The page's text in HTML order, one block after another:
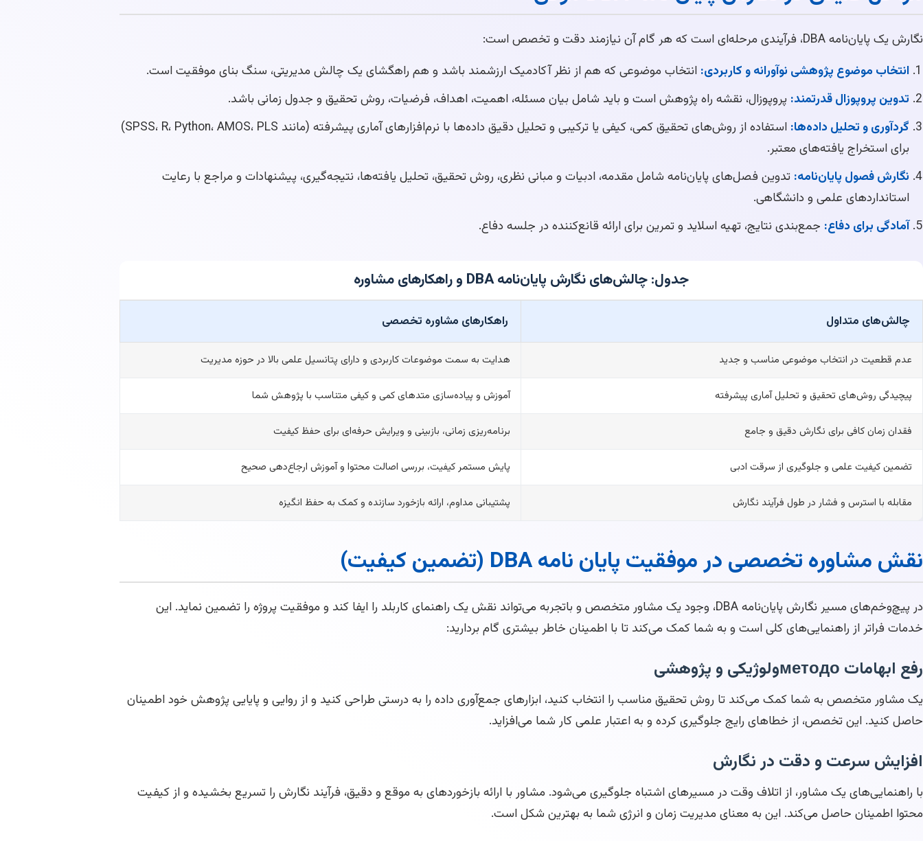
نگارش یک پایان‌نامه DBA، فرآیندی مرحله‌ای است که هر گام آن نیازمند دقت و تخصص است:
انتخاب موضوع پژوهشی نوآورانه و کاربردی: انتخاب موضوعی که هم از نظر آکادمیک ارزشمند باشد و هم راهگشای یک چالش مدیریتی، سنگ بنای موفقیت است.
تدوین پروپوزال قدرتمند: پروپوزال، نقشه راه پژوهش است و باید شامل بیان مسئله، اهمیت، اهداف، فرضیات، روش تحقیق و جدول زمانی باشد.
گردآوری و تحلیل داده‌ها:
استفاده از روش‌های تحقیق کمی، کیفی یا ترکیبی و تحلیل دقیق داده‌ها با نرم‌افزارهای آماری پیشرفته (مانند SPSS، R، Python، AMOS، PLS)
برای استخراج یافته‌های معتبر.
نگارش فصول پایان‌نامه: تدوین فصل‌های پایان‌نامه شامل مقدمه، ادبیات و مبانی نظری، روش تحقیق، تحلیل یافته‌ها، نتیجه‌گیری، پیشنهادات و مراجع با رعایت
استانداردهای علمی و دانشگاهی.
آمادگی برای دفاع: جمع‌بندی نتایج، تهیه اسلاید و تمرین برای ارائه قانع‌کننده در جلسه دفاع.
جدول: چالش‌های نگارش پایان‌نامه DBA و راهکارهای مشاوره
چالش‌های متداول راهکارهای مشاوره تخصصی
عدم قطعیت در انتخاب موضوعی مناسب و جدید هدایت به سمت موضوعات کاربردی و دارای پتانسیل علمی بالا در حوزه مدیریت
پیچیدگی روش‌های تحقیق و تحلیل آماری پیشرفته آموزش و پیاده‌سازی متدهای کمی و کیفی متناسب با پژوهش شما
فقدان زمان کافی برای نگارش دقیق و جامع برنامه‌ریزی زمانی، بازبینی و ویرایش حرفه‌ای برای حفظ کیفیت
تضمین کیفیت علمی و جلوگیری از سرقت ادبی پایش مستمر کیفیت، بررسی اصالت محتوا و آموزش ارجاع‌دهی صحیح
مقابله با استرس و فشار در طول فرآیند نگارش پشتیبانی مداوم، ارائه بازخورد سازنده و کمک به حفظ انگیزه
نقش مشاوره تخصصی در موفقیت پایان نامه DBA (تضمین کیفیت)
در پیچ‌وخم‌های مسیر نگارش پایان‌نامه DBA، وجود یک مشاور متخصص و باتجربه می‌تواند نقش یک راهنمای کاربلد را ایفا کند و موفقیت پروژه را تضمین نماید. این
خدمات فراتر از راهنمایی‌های کلی است و به شما کمک می‌کند تا با اطمینان خاطر بیشتری گام بردارید:
رفع ابهامات методоولوژیکی و پژوهشی
یک مشاور متخصص به شما کمک می‌کند تا روش تحقیق مناسب را انتخاب کنید، ابزارهای جمع‌آوری داده را به درستی طراحی کنید و از روایی و پایایی پژوهش خود اطمینان
حاصل کنید. این تخصص، از خطاهای رایج جلوگیری کرده و به اعتبار علمی کار شما می‌افزاید.
افزایش سرعت و دقت در نگارش
با راهنمایی‌های یک مشاور، از اتلاف وقت در مسیرهای اشتباه جلوگیری می‌شود. مشاور با ارائه بازخوردهای به موقع و دقیق، فرآیند نگارش را تسریع بخشیده و از کیفیت
محتوا اطمینان حاصل می‌کند. این به معنای مدیریت زمان و انرژی شما به بهترین شکل است.